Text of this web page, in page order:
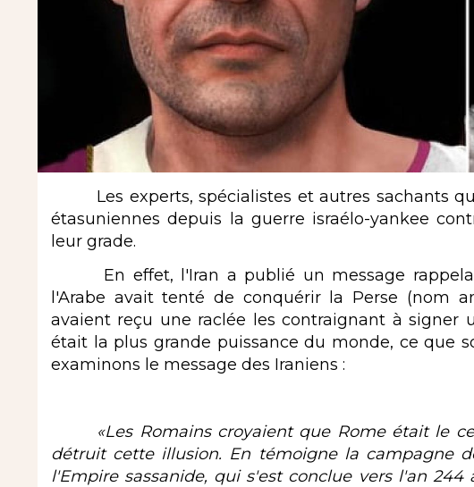
Les experts, spécialistes et autres sachants
étasuniennes depuis la guerre israélo-yankee
leur grade.
En effet, l'Iran a publié un message
l'Arabe avait tenté de conquérir la Perse (nom
avaient reçu une raclée les contraignant à signer
était la plus grande puissance du monde, ce que
examinons le message des Iraniens :
«Les Romains croyaient que Rome était le
détruit cette illusion. En témoigne la campagne
l'Empire sassanide, qui s'est conclue vers l'an